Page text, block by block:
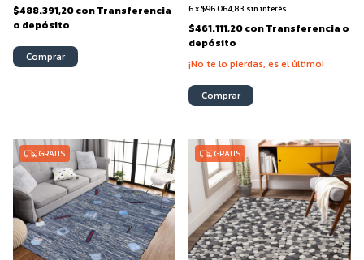
$488.391,20conTransferencia
o depósito
Comprar
6x $96.064,83 sin interés
$461.111,20conTransferencia o
depósito
¡No te lo pierdas, es el último!
Comprar
GRATIS GRATIS